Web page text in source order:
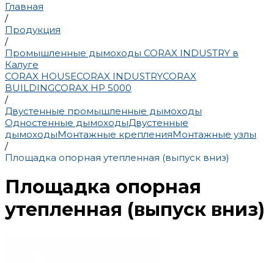
Главная
/
Продукция
/
Промышленные дымоходы CORAX INDUSTRY в
Калуге
CORAX HOUSECORAX INDUSTRYCORAX
BUILDINGCORAX HP 5000
/
Двустенные промышленные дымоходы
Одностенные дымоходыДвустенные
дымоходыМонтажные крепленияМонтажные узлы
/
Площадка опорная утепленная (выпуск вниз)
Площадка опорная
утепленная (выпуск вниз)